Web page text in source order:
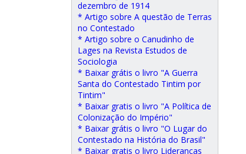
dezembro de 1914
* Artigo sobre A questão de Terras
no Contestado
* Artigo sobre o Canudinho de
Lages na Revista Estudos de
Sociologia
* Baixar grátis o livro "A Guerra
Santa do Contestado Tintim por
Tintim"
* Baixar gratis o livro "A Política de
Colonização do Império"
* Baixar grátis o livro "O Lugar do
Contestado na História do Brasil"
* Baixar gratis o livro Lideranças